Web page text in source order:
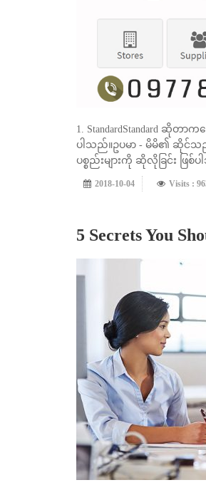
1. StandardStandard ဆိုတ
ပါသည်။ဥပမာ - မိမိ၏ ဆိုင်သည်
ပစ္စည်းများကို ဆိုလိုခြင်း ဖ
2018-10-04 Visits :
5 Secrets You